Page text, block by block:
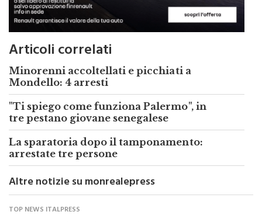
Articoli correlati
Minorenni accoltellati e picchiati a
Mondello: 4 arresti
"Ti spiego come funziona Palermo", in
tre pestano giovane senegalese
La sparatoria dopo il tamponamento:
arrestate tre persone
Altre notizie su monrealepress
TOP NEWS ITALPRESS